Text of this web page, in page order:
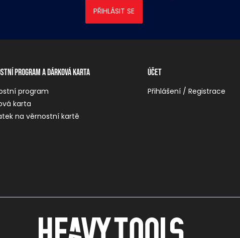
PŘIHLÁSIT SE
program a dárková karta
program
karta
na věrnostní kartě
Účet
Přihlášení / Registrace